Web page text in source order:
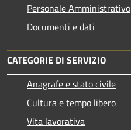
Personale Amministrativo
Documenti e dati
CATEGORIE DI SERVIZIO
Anagrafe e stato civile
Cultura e tempo libero
Vita lavorativa